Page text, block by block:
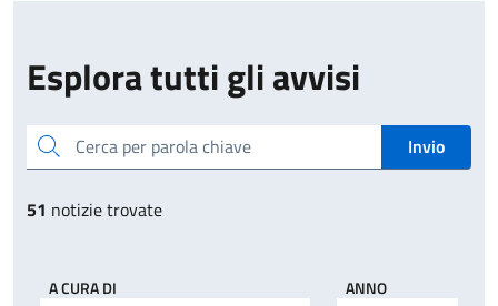
Esplora tutti gli avvisi
Cerca per parola chiave Invio
51 notizie trovate
A CURA DI ANNO